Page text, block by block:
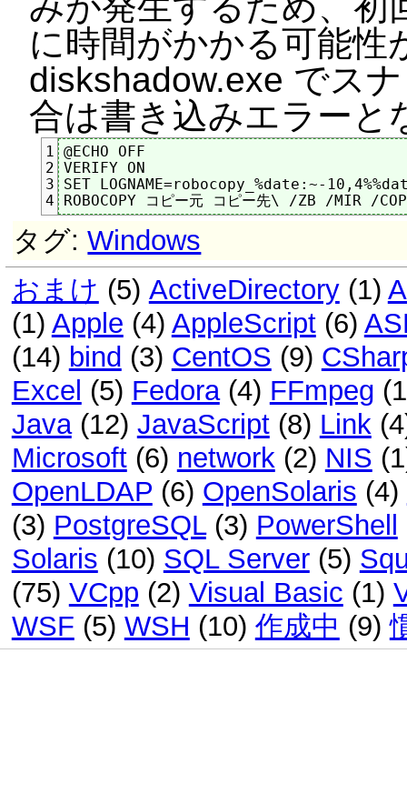
に時間がかかる可能性
diskshadow.exe でス
合は書き込みエラーと
1
2
3
4
@ECHO OFF
VERIFY ON
SET LOGNAME=robocopy_%date:~-
タグ:Windows
おまけ (5) ActiveDirectory(1)
(1) Apple (4) AppleScript(6)
(14) bind (3) CentOS (9)
Excel (5) Fedora(4) FFmpeg
Java(12) JavaScript(8) Link
Microsoft(6) network(2) NIS
OpenLDAP (6) OpenSolaris (4)
(3) PostgreSQL(3) PowerShell
Solaris (10) SQL Server(5)
(75) VCpp (2) Visual Basic (1)
WSF (5) WSH (10) 作成中 (9)